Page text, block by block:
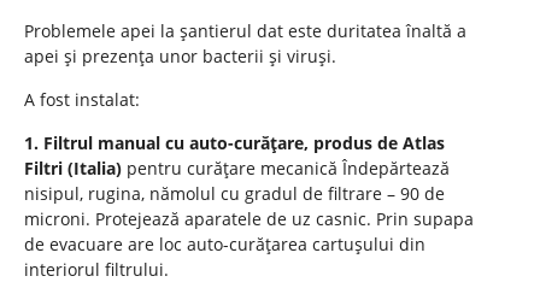
Problemele apei la șantierul dat este duritatea înaltă a
apei și prezența unor bacterii și viruși.
A fost instalat:
1. Filtrul manual cu auto-curățare, produs de Atlas
Filtri (Italia) pentru curățare mecanică Îndepărtează
nisipul, rugina, nămolul cu gradul de filtrare – 90 de
microni. Protejează aparatele de uz casnic. Prin supapa
de evacuare are loc auto-curățarea cartușului din
interiorul filtrului.